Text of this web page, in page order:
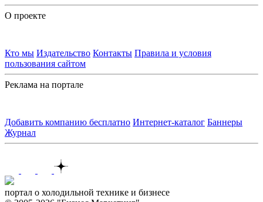
О проекте
Кто мы Издательство Контакты Правила и условия
пользования сайтом
Реклама на портале
Добавить компанию бесплатно Интернет-каталог Баннеры
Журнал
портал о холодильной технике и бизнесе